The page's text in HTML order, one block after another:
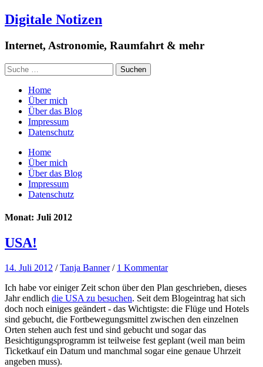
Digitale Notizen
Internet, Astronomie, Raumfahrt & mehr
Home
Über mich
Über das Blog
Impressum
Datenschutz
Home
Über mich
Über das Blog
Impressum
Datenschutz
Monat: Juli 2012
USA!
14. Juli 2012 /Tanja Banner / 1 Kommentar
Ich habe vor einiger Zeit schon über den Plan geschrieben, dieses
Jahr endlich die USA zu besuchen. Seit dem Blogeintrag hat sich
doch noch einiges geändert - das Wichtigste: die Flüge und Hotels
sind gebucht, die Fortbewegungsmittel zwischen den einzelnen
Orten stehen auch fest und sind gebucht und sogar das
Besichtigungsprogramm ist teilweise fest geplant (weil man beim
Ticketkauf ein Datum und manchmal sogar eine genaue Uhrzeit
angeben muss).